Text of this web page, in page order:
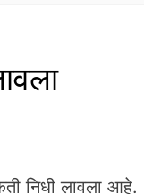
निधी लावला आहे.